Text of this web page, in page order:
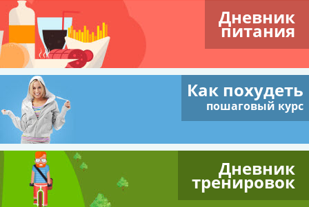
Дневник
питания
Как похудеть
пошаговый курс
Дневник
тренировок